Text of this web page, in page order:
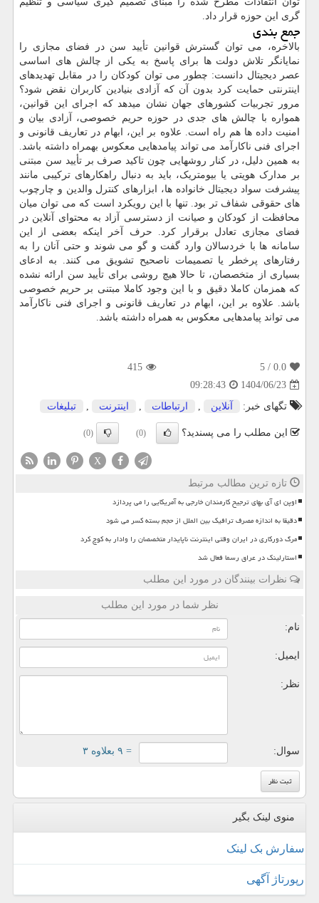
گری این حوزه قرار داد.
جمع بندی
بالاخره، می توان گسترش قوانین تأیید سن در فضای مجازی را
نمایانگر تلاش دولت ها برای پاسخ به یکی از چالش های اساسی
عصر دیجیتال دانست: چطور می توان کودکان را در مقابل تهدیدهای
اینترنتی حمایت کرد بدون آن که آزادی بنیادین کاربران نقض شود؟
مرور تجربیات کشورهای جهان نشان میدهد که اجرای این قوانین،
همواره با چالش های جدی در حوزه حریم خصوصی، آزادی بیان و
امنیت داده ها هم راه است. علاوه بر این، ابهام در تعاریف قانونی و
اجرای فنی ناکارآمد می تواند پیامدهایی معکوس بهمراه داشته باشد.
به همین دلیل، در کنار روشهایی چون تاکید صرف بر تأیید سن مبتنی
بر مدارک هویتی یا بیومتریک، باید به دنبال راهکارهای ترکیبی مانند
پیشرفت سواد دیجیتال خانواده ها، ابزارهای کنترل والدین و چارچوب
های حقوقی شفاف تر بود. تنها با این رویکرد است که می توان میان
محافظت از کودکان و صیانت از دسترسی آزاد به محتوای آنلاین در
فضای مجازی تعادل برقرار کرد. حرف آخر اینکه بعضی از این
سامانه ها با خردسالان وارد گفت و گو می شوند و حتی آنان را به
رفتارهای پرخطر یا تصمیمات ناصحیح تشویق می کنند. به ادعای
بسیاری از متخصصان، تا حالا هیچ روشی برای تأیید سن ارائه نشده
که همزمان کاملا دقیق و با این وجود کاملا مبتنی بر حریم خصوصی
باشد. علاوه بر این، ابهام در تعاریف قانونی و اجرای فنی ناکارآمد
می تواند پیامدهایی معکوس به همراه داشته باشد.
0.0
/ 5
415
1404/06/23
09:28:43
تگهای خبر:
آنلاین , ارتباطات , اینترنت , تبلیغات
این مطلب را می پسندید؟ (0)
(0)
X
تازه ترین مطالب مرتبط
اوپن ای آی بهای ترجیح کارمندان خارجی به آمریکایی را می پردازد
دقیقا به اندازه مصرف ترافیک بین الملل از حجم بسته کسر می شود
مرگ دورکاری در ایران وقتی اینترنت ناپایدار متخصصان را وادار به کوچ کرد
استارلینک در عراق رسما فعال شد
نظرات بینندگان در مورد این مطلب
نظر شما در مورد این مطلب
نام:
ایمیل:
نظر:
سوال: = ۹ بعلاوه ۳
منوی لینک بگیر
سفارش بک لینک
رپورتاژ آگهی